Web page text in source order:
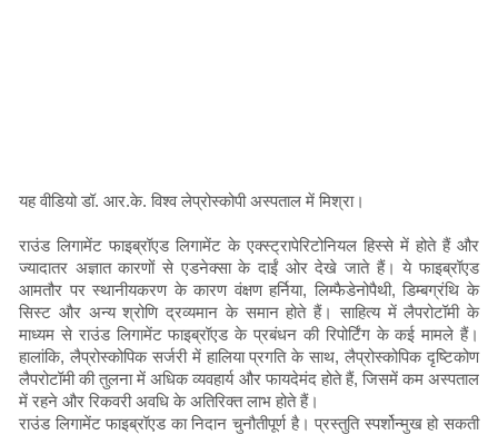
यह वीडियो डॉ. आर.के. विश्व लेप्रोस्कोपी अस्पताल में मिश्रा।
राउंड लिगामेंट फाइब्रॉएड लिगामेंट के एक्स्ट्रापेरिटोनियल हिस्से में होते हैं और
ज्यादातर अज्ञात कारणों से एडनेक्सा के दाईं ओर देखे जाते हैं। ये फाइब्रॉएड
आमतौर पर स्थानीयकरण के कारण वंक्षण हर्निया, लिम्फैडेनोपैथी, डिम्बग्रंथि के
सिस्ट और अन्य श्रोणि द्रव्यमान के समान होते हैं। साहित्य में लैपरोटॉमी के
माध्यम से राउंड लिगामेंट फाइब्रॉएड के प्रबंधन की रिपोर्टिंग के कई मामले हैं।
हालांकि, लैप्रोस्कोपिक सर्जरी में हालिया प्रगति के साथ, लैप्रोस्कोपिक दृष्टिकोण
लैपरोटॉमी की तुलना में अधिक व्यवहार्य और फायदेमंद होते हैं, जिसमें कम अस्पताल
में रहने और रिकवरी अवधि के अतिरिक्त लाभ होते हैं।
राउंड लिगामेंट फाइब्रॉएड का निदान चुनौतीपूर्ण है। प्रस्तुति स्पर्शोन्मुख हो सकती